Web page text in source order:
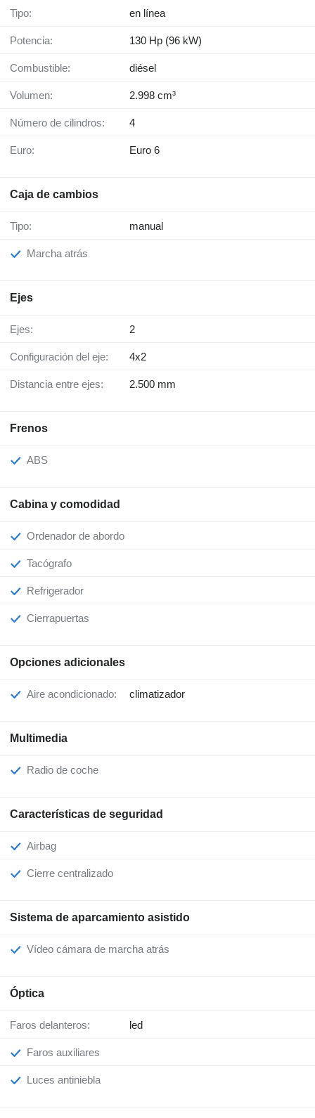
Tipo: en línea
Potencia: 130 Hp (96 kW)
Combustible: diésel
Volumen: 2.998 cm³
Número de cilindros: 4
Euro: Euro 6
Caja de cambios
Tipo: manual
Marcha atrás
Ejes
Ejes: 2
Configuración del eje: 4x2
Distancia entre ejes: 2.500 mm
Frenos
ABS
Cabina y comodidad
Ordenador de abordo
Tacógrafo
Refrigerador
Cierrapuertas
Opciones adicionales
Aire acondicionado: climatizador
Multimedia
Radio de coche
Características de seguridad
Airbag
Cierre centralizado
Sistema de aparcamiento asistido
Vídeo cámara de marcha atrás
Óptica
Faros delanteros: led
Faros auxiliares
Luces antiniebla